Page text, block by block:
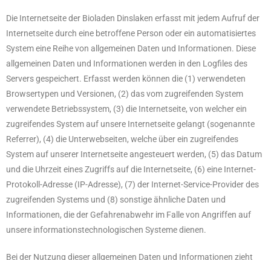
Die Internetseite der Bioladen Dinslaken erfasst mit jedem Aufruf der
Internetseite durch eine betroffene Person oder ein automatisiertes
System eine Reihe von allgemeinen Daten und Informationen. Diese
allgemeinen Daten und Informationen werden in den Logfiles des
Servers gespeichert. Erfasst werden können die (1) verwendeten
Browsertypen und Versionen, (2) das vom zugreifenden System
verwendete Betriebssystem, (3) die Internetseite, von welcher ein
zugreifendes System auf unsere Internetseite gelangt (sogenannte
Referrer), (4) die Unterwebseiten, welche über ein zugreifendes
System auf unserer Internetseite angesteuert werden, (5) das Datum
und die Uhrzeit eines Zugriffs auf die Internetseite, (6) eine Internet-
Protokoll-Adresse (IP-Adresse), (7) der Internet-Service-Provider des
zugreifenden Systems und (8) sonstige ähnliche Daten und
Informationen, die der Gefahrenabwehr im Falle von Angriffen auf
unsere informationstechnologischen Systeme dienen.
Bei der Nutzung dieser allgemeinen Daten und Informationen zieht